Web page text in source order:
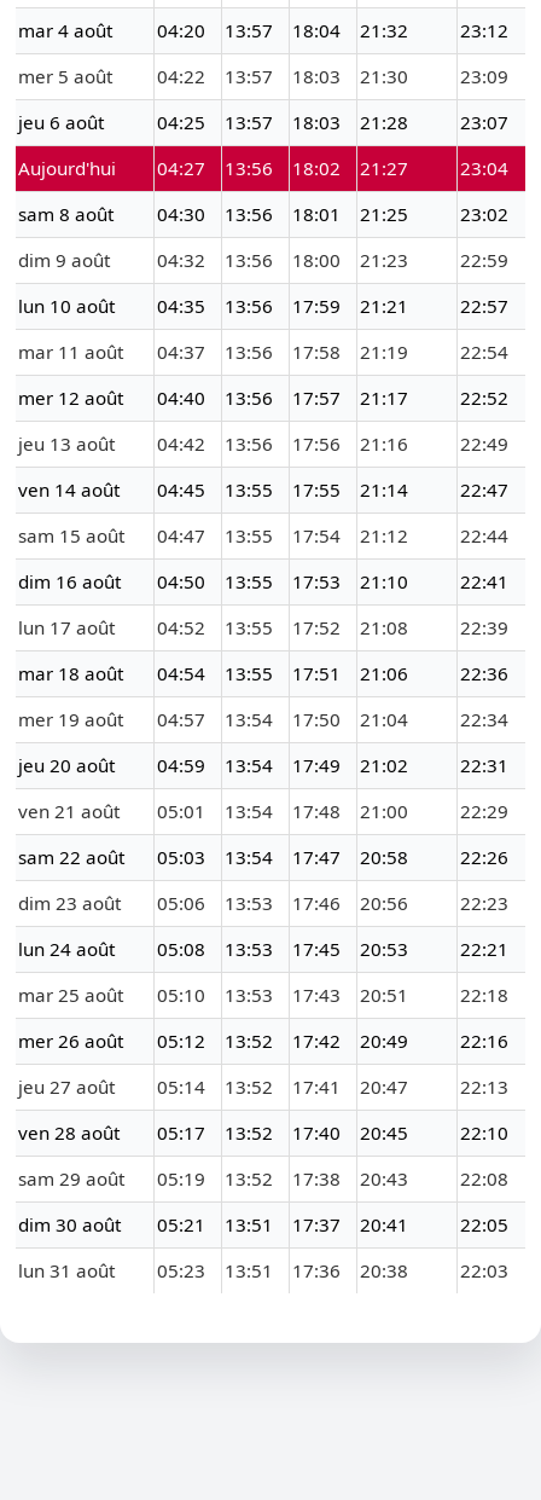
mar 4 août 04:20 13:57 18:04 21:32
23:12
mer 5 août
04:22 13:57 18:03 21:30
23:09
jeu 6 août
04:25 13:57 18:03 21:28
23:07
Aujourd'hui
04:27 13:56 18:02 21:27
23:04
sam 8 août
04:30 13:56 18:01 21:25
23:02
dim 9 août
04:32 13:56 18:00 21:23
22:59
lun 10 août
04:35 13:56 17:59 21:21
22:57
mar 11 août
04:37 13:56 17:58 21:19
22:54
mer 12 août
04:40 13:56 17:57 21:17
22:52
jeu 13 août
04:42 13:56 17:56 21:16
22:49
ven 14 août
04:45 13:55 17:55 21:14
22:47
sam 15 août
04:47 13:55 17:54 21:12
22:44
dim 16 août
04:50 13:55 17:53 21:10
22:41
lun 17 août
04:52 13:55 17:52 21:08
22:39
mar 18 août
04:54 13:55 17:51 21:06
22:36
mer 19 août
04:57 13:54 17:50 21:04
22:34
jeu 20 août
04:59 13:54 17:49 21:02
22:31
ven 21 août
05:01 13:54 17:48 21:00
22:29
sam 22 août
05:03 13:54 17:47 20:58
22:26
dim 23 août
05:06 13:53 17:46 20:56
22:23
lun 24 août
05:08 13:53 17:45 20:53
22:21
mar 25 août
05:10 13:53 17:43 20:51
22:18
mer 26 août
05:12 13:52 17:42 20:49
22:16
jeu 27 août
05:14 13:52 17:41 20:47
22:13
ven 28 août
05:17 13:52 17:40 20:45
22:10
sam 29 août
05:19 13:52 17:38 20:43
22:08
dim 30 août
05:21 13:51 17:37 20:41
22:05
lun 31 août
05:23 13:51 17:36 20:38 22:03